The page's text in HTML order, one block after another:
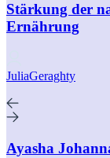
Stärkung der
Ernährung
JuliaGeraghty
Ayasha